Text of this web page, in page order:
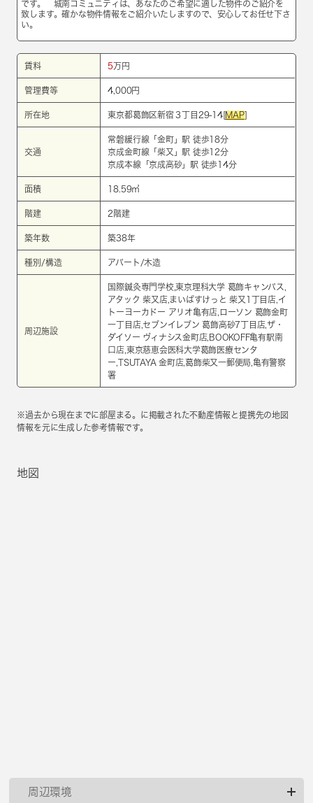
です。 城南コミュニティは、あなたのご希望に適した物件のご紹介を
致します。確かな物件情報をご紹介いたしますので、安心してお任せ下さ
い。
賃料 5 万円
管理費等 4,000円
所在地 東京都葛飾区新宿３丁目29-14[ MAP]
交通
常磐緩行線 「金町」駅 徒歩18分
京成金町線 「柴又 」駅 徒歩12分
京成本線 「京成高砂」駅 徒歩14分
面積 18.59㎡
階建 2階建
築年数 築38年
種別/構造 アパート/木造
周辺施設
国際鍼灸専門学校,東京理科大学 葛飾キャンパス,
アタック 柴又店,まいばすけっと 柴又1丁目店,イ
トーヨーカドー アリオ亀有店,ローソン 葛飾金町
一丁目店,セブンイレブン 葛飾高砂7丁目店,ザ・
ダイソー ヴィナシス金町店,BOOKOFF亀有駅南
口店,東京慈恵会医科大学葛飾医療センタ
ー,TSUTAYA 金町店,葛飾柴又一郵便局,亀有警察
署
※過去から現在までに部屋まる。に掲載された不動産情報と提携先の地図
情報を元に生成した参考情報です。
地図
周辺環境